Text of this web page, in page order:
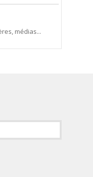
médias...